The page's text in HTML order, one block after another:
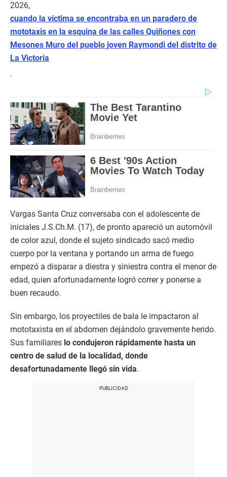
2026,
cuando la víctima se encontraba en un paradero de
mototaxis en la esquina de las calles Quiñones con
Mesones Muro del pueblo joven Raymondi del distrito de
La Victoria
.
Vargas Santa Cruz conversaba con el adolescente de
iniciales J.S.Ch.M. (17), de pronto apareció un automóvil
de color azul, donde el sujeto sindicado sacó medio
cuerpo por la ventana y portando un arma de fuego
empezó a disparar a diestra y siniestra contra el menor de
edad, quien afortunadamente logró correr y ponerse a
buen recaudo.
Sin embargo, los proyectiles de bala le impactaron al
mototaxista en el abdomen dejándolo gravemente herido.
Sus familiares lo condujeron rápidamente hasta un
centro de salud de la localidad, donde
desafortunadamente llegó sin vida.